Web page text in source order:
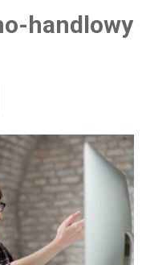
handlowy